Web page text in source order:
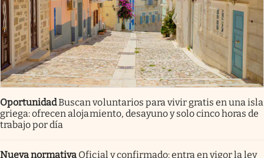
OportunidadBuscan voluntarios para vivir gratis en una isla
griega: ofrecen alojamiento, desayuno y solo cinco horas de
trabajo por día
Nueva normativa Oficial y confirmado: entra en vigor la ley